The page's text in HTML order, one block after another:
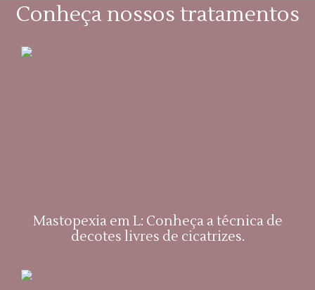
Conheça nossos tratamentos
Mastopexia em L: Conheça a técnica de
decotes livres de cicatrizes.